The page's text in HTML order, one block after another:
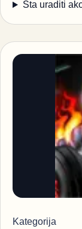
Šta uraditi
Kategorija